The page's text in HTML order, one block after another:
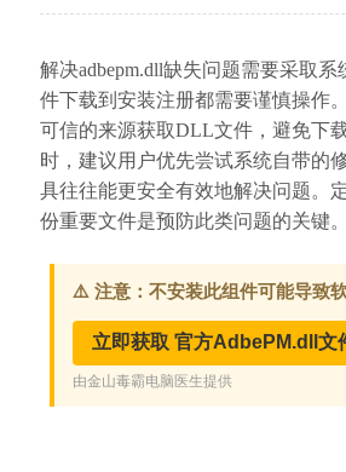
解决adbepm.dll缺失问题需要采取
件下载到安装注册都需要谨慎操作
可信的来源获取DLL文件，避免下
时，建议用户优先尝试系统自带的
具往往能更安全有效地解决问题。
份重要文件是预防此类问题的关键。